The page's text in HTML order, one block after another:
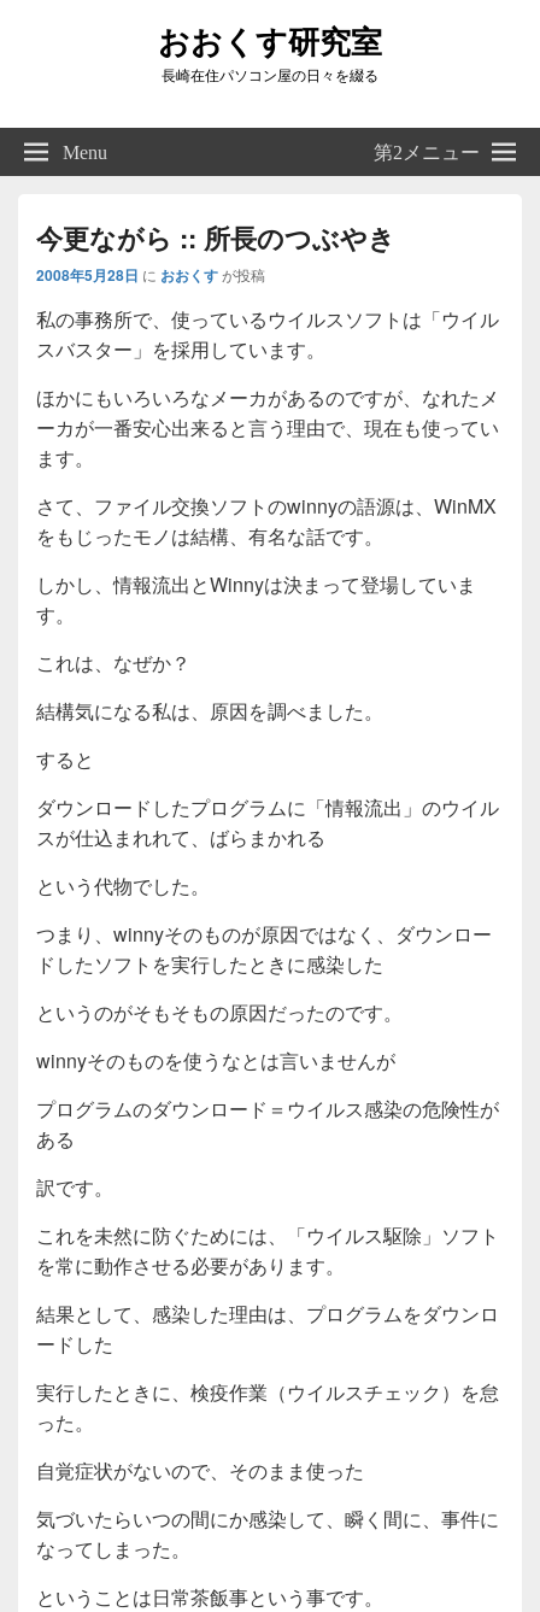
おおくす研究室
長崎在住パソコン屋の日々を綴る
Right
Sidebar
Widget
Menu 第2メニュー
今更ながら :: 所長のつぶやき
2008年5月28日 に おおくすが投稿
私の事務所で、使っているウイルスソフトは「ウイル
スバスター」を採用しています。
ほかにもいろいろなメーカがあるのですが、なれたメ
ーカが一番安心出来ると言う理由で、現在も使ってい
ます。
さて、ファイル交換ソフトのwinnyの語源は、WinMX
をもじったモノは結構、有名な話です。
しかし、情報流出とWinnyは決まって登場していま
す。
これは、なぜか？
結構気になる私は、原因を調べました。
すると
ダウンロードしたプログラムに「情報流出」のウイル
スが仕込まれれて、ばらまかれる
という代物でした。
つまり、winnyそのものが原因ではなく、ダウンロー
ドしたソフトを実行したときに感染した
というのがそもそもの原因だったのです。
winnyそのものを使うなとは言いませんが
プログラムのダウンロード＝ウイルス感染の危険性が
ある
訳です。
これを未然に防ぐためには、「ウイルス駆除」ソフト
を常に動作させる必要があります。
結果として、感染した理由は、プログラムをダウンロ
ードした
実行したときに、検疫作業（ウイルスチェック）を怠
った。
自覚症状がないので、そのまま使った
気づいたらいつの間にか感染して、瞬く間に、事件に
なってしまった。
ということは日常茶飯事という事です。